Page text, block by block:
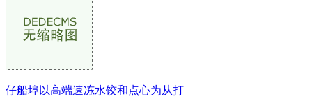
仔船埠以高端速冻水饺和点心为从打